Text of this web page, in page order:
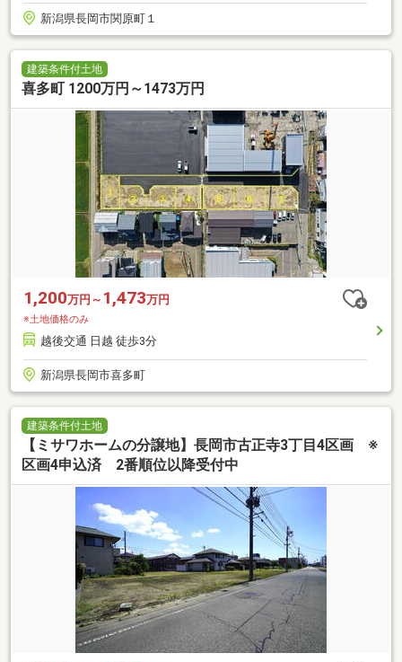
新潟県長岡市関原町１
建築条件付土地
喜多町 1200万円～1473万円
1,200万円～ 1,473万円
※土地価格のみ
越後交通 日越 徒歩3分
新潟県長岡市喜多町
建築条件付土地
【ミサワホームの分譲地】長岡市古正寺3丁目4区画 ※
区画4申込済 2番順位以降受付中